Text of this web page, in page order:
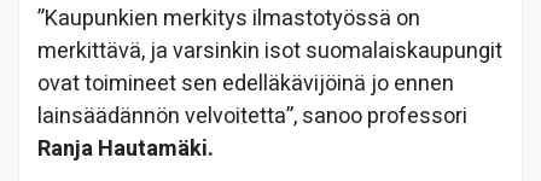
”Kaupunkien merkitys ilmastotyössä on
merkittävä, ja varsinkin isot suomalaiskaupungit
ovat toimineet sen edelläkävijöinä jo ennen
lainsäädännön velvoitetta”, sanoo professori
Ranja Hautamäki.